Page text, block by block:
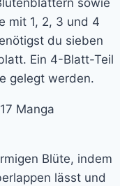
sowie
mit 1, 2, 3 und 4
du sieben
Ein 4-Blatt-Teil
gelegt werden.
Blüte, indem
lässt und